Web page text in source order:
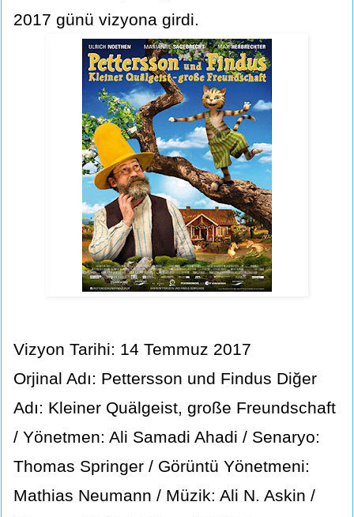
2017 günü vizyona girdi.
Vizyon Tarihi: 14 Temmuz 2017
Orjinal Adı: Pettersson und Findus Diğer
Adı: Kleiner Quälgeist, große Freundschaft
/ Yönetmen: Ali Samadi Ahadi / Senaryo:
Thomas Springer / Görüntü Yönetmeni:
Mathias Neumann / Müzik: Ali N. Askin /